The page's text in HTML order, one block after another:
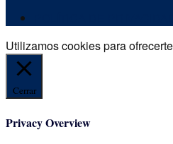
Utilizamos cookies para
Cerrar
Privacy Overview